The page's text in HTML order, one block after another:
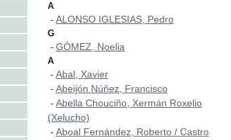
A
- ALONSO IGLESIAS, Pedro
G
- GÓMEZ, Noelia
A
- Abal, Xavier
- Abeijón Núñez, Francisco
- Abella Chouciño, Xermán Roxelio
(Xelucho)
- Aboal Fernández, Roberto / Castro